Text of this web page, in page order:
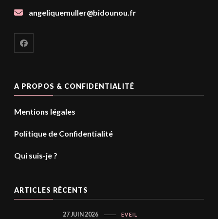
angeliquemuller@bidounou.fr
A PROPOS & CONFIDENTIALITÉ
Mentions légales
Politique de Confidentialité
Qui suis-je ?
ARTICLES RÉCENTS
EVEIL
27 JUIN 2026